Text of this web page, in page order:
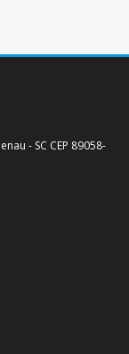
- SC CEP 89058-